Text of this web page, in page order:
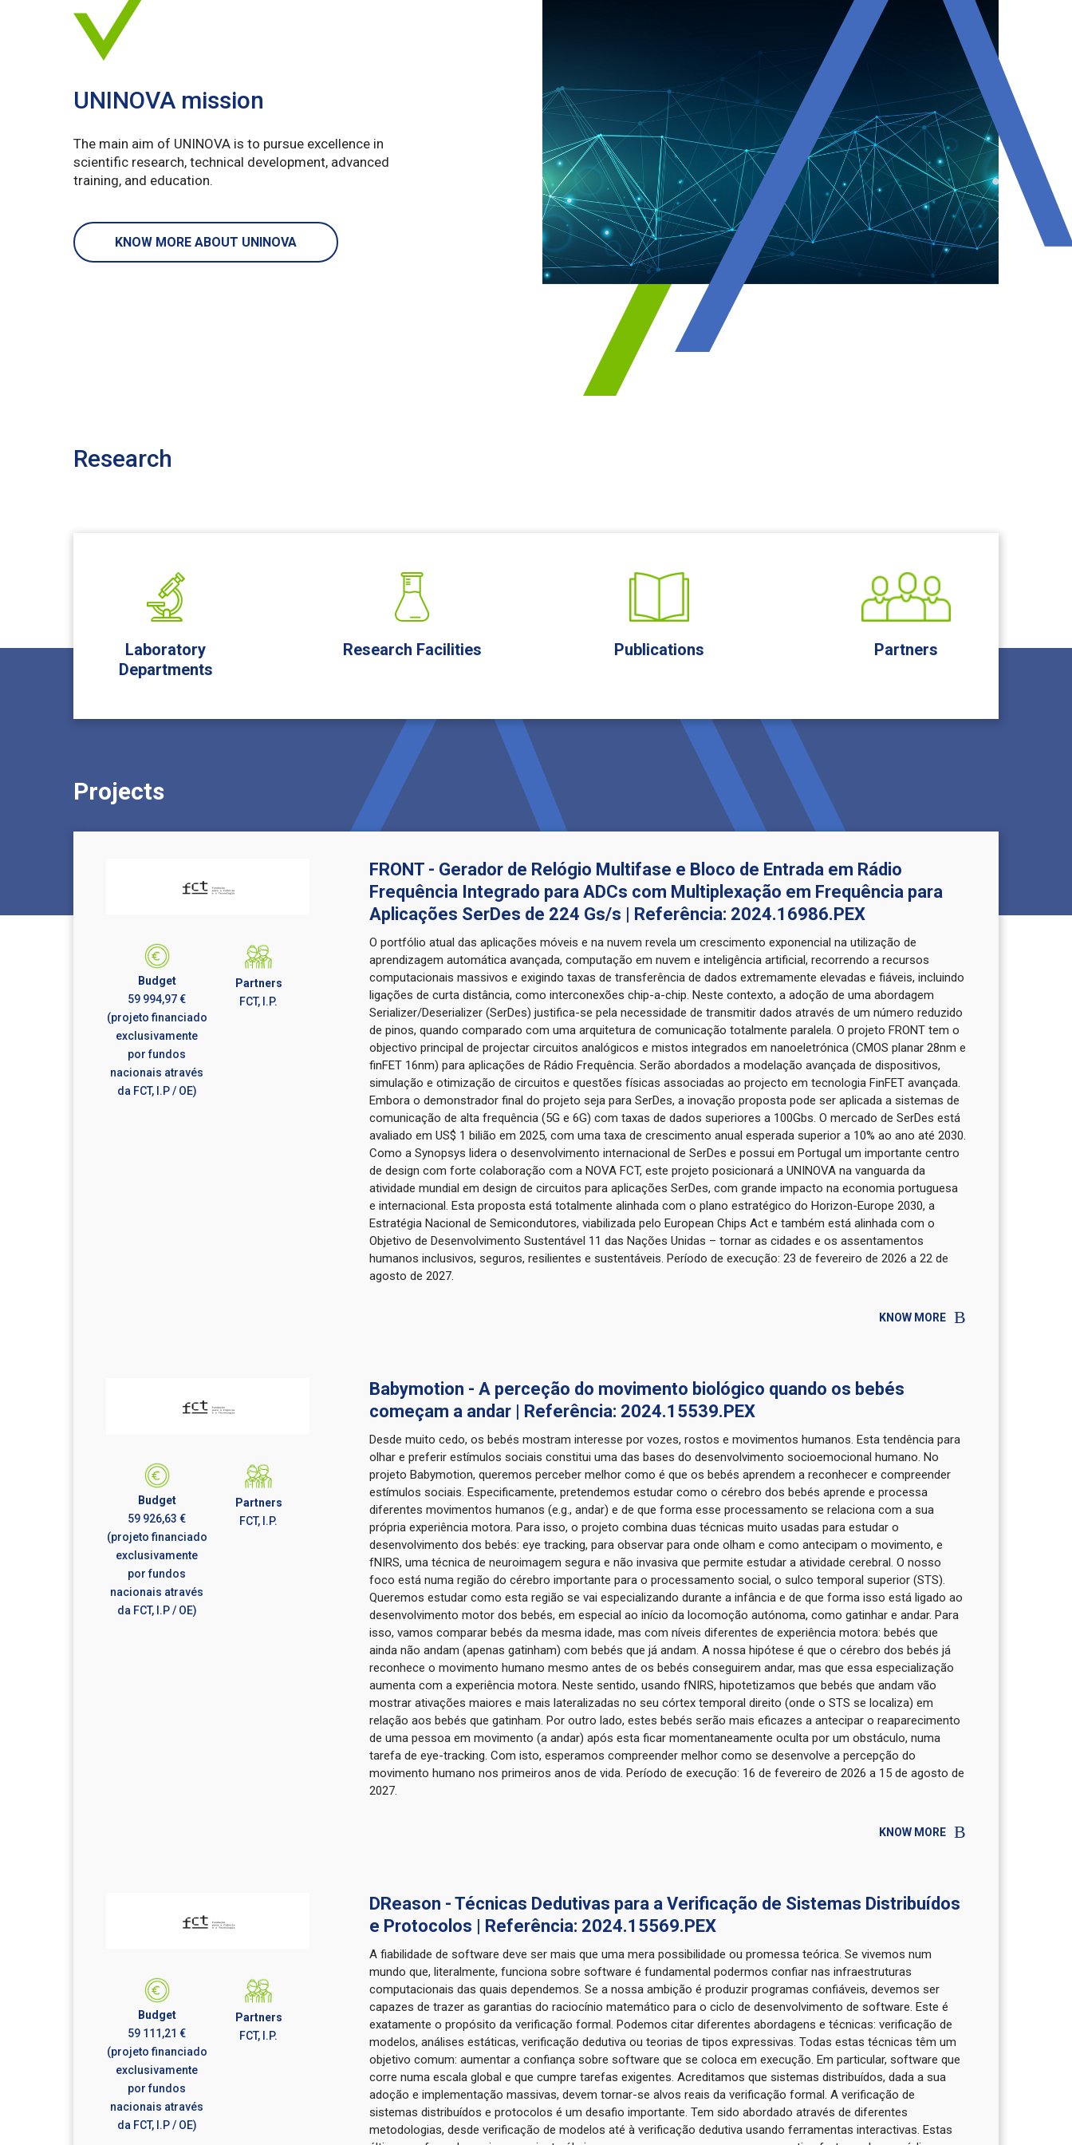
UNINOVA mission
The main aim of UNINOVA is to pursue excellence in
scientific research, technical development, advanced
training, and education.
KNOW MORE ABOUT UNINOVA
Research
Laboratory
Departments
Research Facilities Publications Partners
Projects
Budget
59 994,97 €
(projeto financiado
exclusivamente
por fundos
nacionais através
da FCT, I.P / OE)
Partners
FCT, I.P.
FRONT - Gerador de Relógio Multifase e Bloco de Entrada em Rádio
Frequência Integrado para ADCs com Multiplexação em Frequência para
Aplicações SerDes de 224 Gs/s | Referência: 2024.16986.PEX
O portfólio atual das aplicações móveis e na nuvem revela um crescimento exponencial na utilização de
aprendizagem automática avançada, computação em nuvem e inteligência artificial, recorrendo a recursos
computacionais massivos e exigindo taxas de transferência de dados extremamente elevadas e fiáveis, incluindo
ligações de curta distância, como interconexões chip-a-chip. Neste contexto, a adoção de uma abordagem
Serializer/Deserializer (SerDes) justifica-se pela necessidade de transmitir dados através de um número reduzido
de pinos, quando comparado com uma arquitetura de comunicação totalmente paralela. O projeto FRONT tem o
objectivo principal de projectar circuitos analógicos e mistos integrados em nanoeletrónica (CMOS planar 28nm e
finFET 16nm) para aplicações de Rádio Frequência. Serão abordados a modelação avançada de dispositivos,
simulação e otimização de circuitos e questões físicas associadas ao projecto em tecnologia FinFET avançada.
Embora o demonstrador final do projeto seja para SerDes, a inovação proposta pode ser aplicada a sistemas de
comunicação de alta frequência (5G e 6G) com taxas de dados superiores a 100Gbs. O mercado de SerDes está
avaliado em US$ 1 bilião em 2025, com uma taxa de crescimento anual esperada superior a 10% ao ano até 2030.
Como a Synopsys lidera o desenvolvimento internacional de SerDes e possui em Portugal um importante centro
de design com forte colaboração com a NOVA FCT, este projeto posicionará a UNINOVA na vanguarda da
atividade mundial em design de circuitos para aplicações SerDes, com grande impacto na economia portuguesa
e internacional. Esta proposta está totalmente alinhada com o plano estratégico do Horizon-Europe 2030, a
Estratégia Nacional de Semicondutores, viabilizada pelo European Chips Act e também está alinhada com o
Objetivo de Desenvolvimento Sustentável 11 das Nações Unidas – tornar as cidades e os assentamentos
humanos inclusivos, seguros, resilientes e sustentáveis. Período de execução: 23 de fevereiro de 2026 a 22 de
agosto de 2027.
KNOW MORE
Budget
59 926,63 €
(projeto financiado
exclusivamente
por fundos
nacionais através
da FCT, I.P / OE)
Partners
FCT, I.P.
Babymotion - A perceção do movimento biológico quando os bebés
começam a andar | Referência: 2024.15539.PEX
Desde muito cedo, os bebés mostram interesse por vozes, rostos e movimentos humanos. Esta tendência para
olhar e preferir estímulos sociais constitui uma das bases do desenvolvimento socioemocional humano. No
projeto Babymotion, queremos perceber melhor como é que os bebés aprendem a reconhecer e compreender
estímulos sociais. Especificamente, pretendemos estudar como o cérebro dos bebés aprende e processa
diferentes movimentos humanos (e.g., andar) e de que forma esse processamento se relaciona com a sua
própria experiência motora. Para isso, o projeto combina duas técnicas muito usadas para estudar o
desenvolvimento dos bebés: eye tracking, para observar para onde olham e como antecipam o movimento, e
fNIRS, uma técnica de neuroimagem segura e não invasiva que permite estudar a atividade cerebral. O nosso
foco está numa região do cérebro importante para o processamento social, o sulco temporal superior (STS).
Queremos estudar como esta região se vai especializando durante a infância e de que forma isso está ligado ao
desenvolvimento motor dos bebés, em especial ao início da locomoção autónoma, como gatinhar e andar. Para
isso, vamos comparar bebés da mesma idade, mas com níveis diferentes de experiência motora: bebés que
ainda não andam (apenas gatinham) com bebés que já andam. A nossa hipótese é que o cérebro dos bebés já
reconhece o movimento humano mesmo antes de os bebés conseguirem andar, mas que essa especialização
aumenta com a experiência motora. Neste sentido, usando fNIRS, hipotetizamos que bebés que andam vão
mostrar ativações maiores e mais lateralizadas no seu córtex temporal direito (onde o STS se localiza) em
relação aos bebés que gatinham. Por outro lado, estes bebés serão mais eficazes a antecipar o reaparecimento
de uma pessoa em movimento (a andar) após esta ficar momentaneamente oculta por um obstáculo, numa
tarefa de eye-tracking. Com isto, esperamos compreender melhor como se desenvolve a percepção do
movimento humano nos primeiros anos de vida. Período de execução: 16 de fevereiro de 2026 a 15 de agosto de
2027.
KNOW MORE
Budget
59 111,21 €
(projeto financiado
exclusivamente
por fundos
nacionais através
da FCT, I.P / OE)
Partners
FCT, I.P.
DReason - Técnicas Dedutivas para a Verificação de Sistemas Distribuídos
e Protocolos | Referência: 2024.15569.PEX
A fiabilidade de software deve ser mais que uma mera possibilidade ou promessa teórica. Se vivemos num
mundo que, literalmente, funciona sobre software é fundamental podermos confiar nas infraestruturas
computacionais das quais dependemos. Se a nossa ambição é produzir programas confiáveis, devemos ser
capazes de trazer as garantias do raciocínio matemático para o ciclo de desenvolvimento de software. Este é
exatamente o propósito da verificação formal. Podemos citar diferentes abordagens e técnicas: verificação de
modelos, análises estáticas, verificação dedutiva ou teorias de tipos expressivas. Todas estas técnicas têm um
objetivo comum: aumentar a confiança sobre software que se coloca em execução. Em particular, software que
corre numa escala global e que cumpre tarefas exigentes. Acreditamos que sistemas distribuídos, dada a sua
adoção e implementação massivas, devem tornar-se alvos reais da verificação formal. A verificação de
sistemas distribuídos e protocolos é um desafio importante. Tem sido abordado através de diferentes
metodologias, desde verificação de modelos até à verificação dedutiva usando ferramentas interactivas. Estas